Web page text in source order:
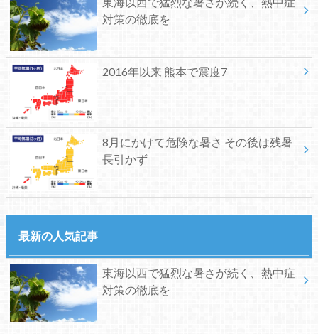
対策の徹底を
2016年以来 熊本で震度7
8月にかけて危険な暑さ その後は残暑
長引かず
最新の人気記事
東海以西で猛烈な暑さが続く、熱中症
対策の徹底を